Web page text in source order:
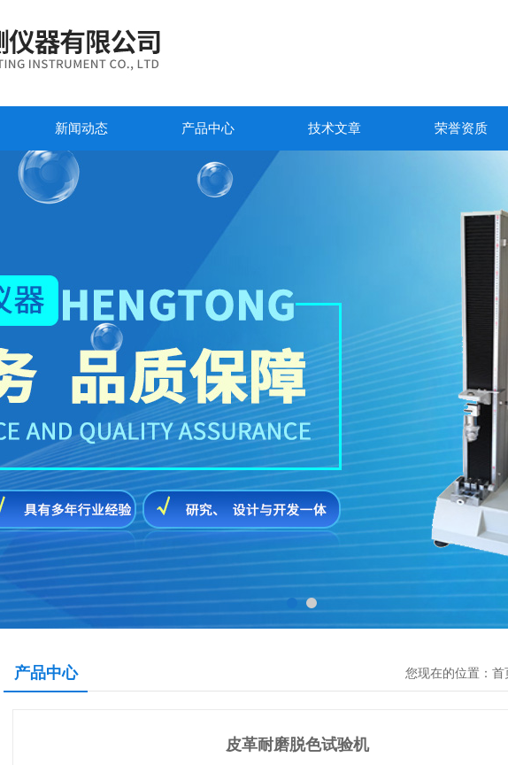
新闻动态 产品中心 技术文章 荣誉资质
产品中心 您现在的位置： 首
皮革耐磨脱色试验机